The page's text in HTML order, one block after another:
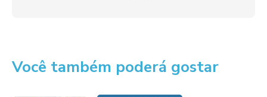
Você também poderá gostar